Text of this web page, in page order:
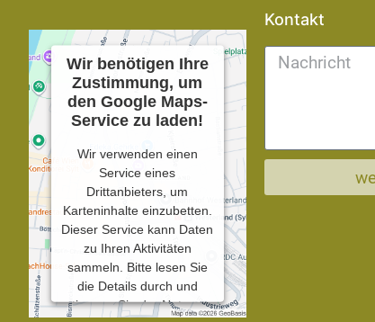
Wir benötigen Ihre
Zustimmung, um
den Google Maps-
Service zu laden!
Wir verwenden einen
Service eines
Drittanbieters, um
Karteninhalte einzubetten.
Dieser Service kann Daten
zu Ihren Aktivitäten
sammeln. Bitte lesen Sie
die Details durch und
stimmen Sie der Nutzung
Kontakt